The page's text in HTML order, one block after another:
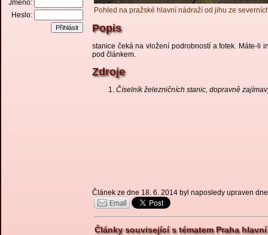
Jméno:
Heslo:
Pohled na pražské hlavní nádraží od jihu ze
Popis
stanice čeká na vložení podrobností a fotek. Máte-li
pod článkem.
Zdroje
Číselník železničních stanic, dopravně
Článek ze dne 18. 6. 2014 byl naposledy upraven
Články související s tématem Praha